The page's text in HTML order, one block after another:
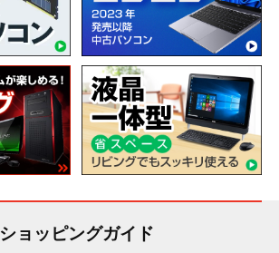
ショッピングガイド